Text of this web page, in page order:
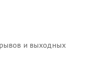
и выходных